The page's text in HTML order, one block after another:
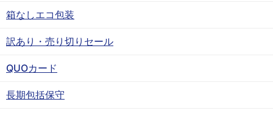
箱なしエコ包装
訳あり・売り切りセール
QUOカード
長期包括保守